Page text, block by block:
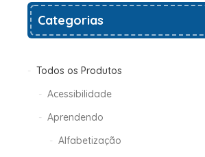
Categorias
Todos os Produtos
Acessibilidade
Aprendendo
Alfabetização